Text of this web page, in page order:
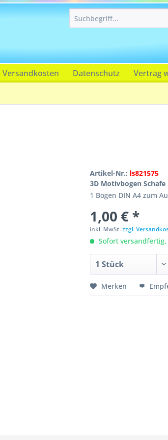
Versandkosten Datenschutz Vertrag
Artikel-Nr.: ls821575
3D Motivbogen Schafe
1 Bogen DIN A4 zum
1,00 € *
inkl. MwSt.zzgl.
Sofort
Merken